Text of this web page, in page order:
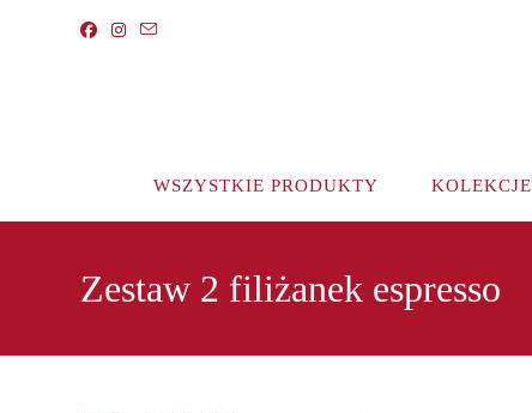
WSZYSTKIE PRODUKTY KOLEKCJE
Zestaw 2 filiżanek espresso